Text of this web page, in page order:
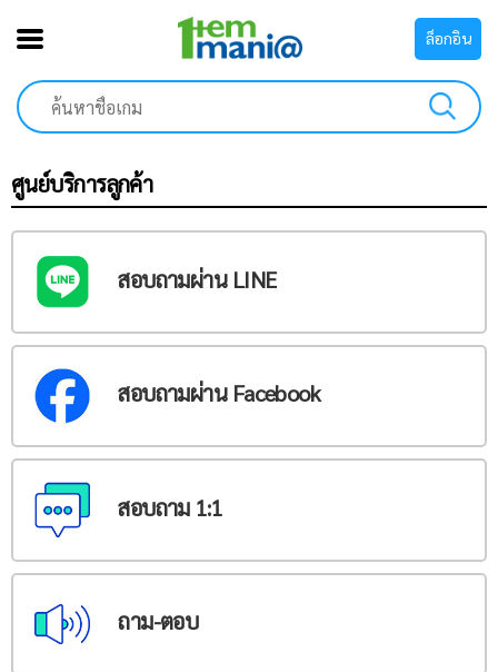
ล็อกอิน
ศูนย์บริการลูกค้า
สอบถามผ่าน LINE
สอบถามผ่าน Facebook
สอบถาม 1:1
ถาม-ตอบ